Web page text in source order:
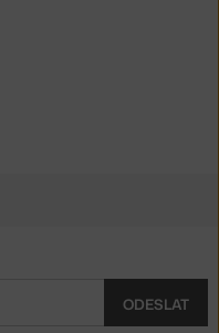
ODESLAT